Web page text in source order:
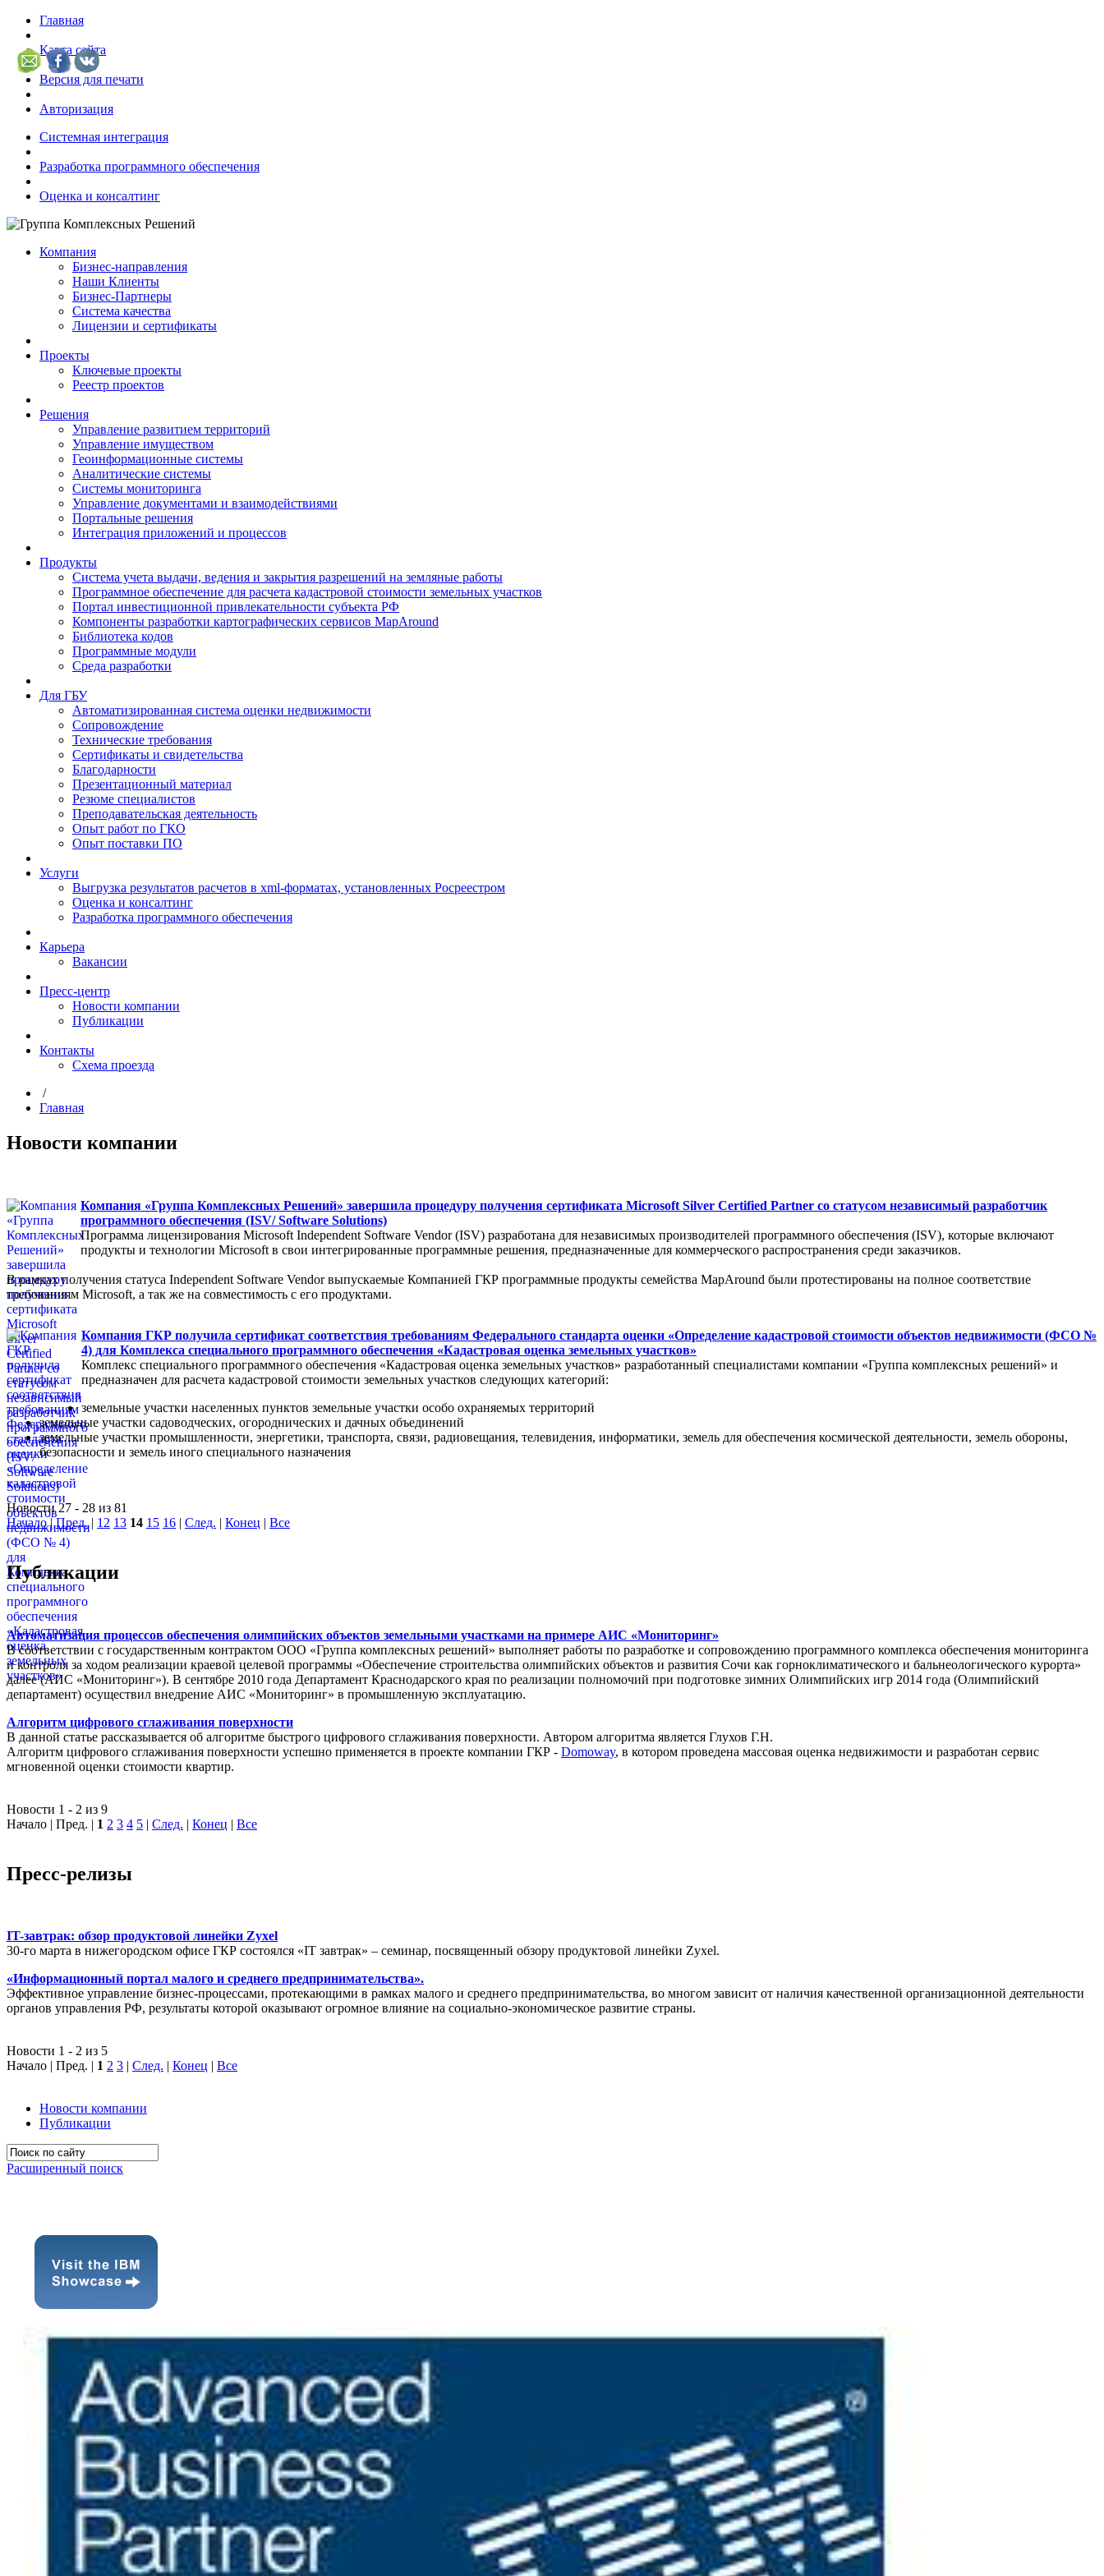
Главная
Карта сайта
Версия для печати
Авторизация
Системная интеграция
Разработка программного обеспечения
Оценка и консалтинг
Компания
Бизнес-направления
Наши Клиенты
Бизнес-Партнеры
Система качества
Лицензии и сертификаты
Проекты
Ключевые проекты
Реестр проектов
Решения
Управление развитием территорий
Управление имуществом
Геоинформационные системы
Аналитические системы
Системы мониторинга
Управление документами и взаимодействиями
Портальные решения
Интеграция приложений и процессов
Продукты
Система учета выдачи, ведения и закрытия разрешений на земляные работы
Программное обеспечение для расчета кадастровой стоимости земельных участков
Портал инвестиционной привлекательности субъекта РФ
Компоненты разработки картографических сервисов MapAround
Библиотека кодов
Программные модули
Среда разработки
Для ГБУ
Автоматизированная система оценки недвижимости
Сопровождение
Технические требования
Сертификаты и свидетельства
Благодарности
Презентационный материал
Резюме специалистов
Преподавательская деятельность
Опыт работ по ГКО
Опыт поставки ПО
Услуги
Выгрузка результатов расчетов в xml-форматах, установленных Росреестром
Оценка и консалтинг
Разработка программного обеспечения
Карьера
Вакансии
Пресс-центр
Новости компании
Публикации
Контакты
Схема проезда
/
Главная
Новости компании
Компания «Группа Комплексных Решений» завершила процедуру получения сертификата Microsoft Silver Certified Partner со статусом независимый разработчик
программного обеспечения (ISV/ Software Solutions)
Программа лицензирования Microsoft Independent Software Vendor (ISV) разработана для независимых производителей программного обеспечения (ISV), которые включают
продукты и технологии Microsoft в свои интегрированные программные решения, предназначенные для коммерческого распространения среди заказчиков.
В рамках получения статуса Independent Software Vendor выпускаемые Компанией ГКР программные продукты семейства MapAround были протестированы на полное соответствие
требованиям Microsoft, а так же на совместимость с его продуктами.
Компания ГКР получила сертификат соответствия требованиям Федерального стандарта оценки «Определение кадастровой стоимости объектов недвижимости (ФСО №
4) для Комплекса специального программного обеспечения «Кадастровая оценка земельных участков»
Комплекс специального программного обеспечения «Кадастровая оценка земельных участков» разработанный специалистами компании «Группа комплексных решений» и
предназначен для расчета кадастровой стоимости земельных участков следующих категорий:
земельные участки населенных пунктов земельные участки особо охраняемых территорий
земельные участки садоводческих, огороднических и дачных объединений
земельные участки промышленности, энергетики, транспорта, связи, радиовещания, телевидения, информатики, земель для обеспечения космической деятельности, земель обороны,
безопасности и земель иного специального назначения
Новости 27 - 28 из 81
Начало|Пред.| 12 13 14 15 16 | След. | Конец | Все
Публикации
Автоматизация процессов обеспечения олимпийских объектов земельными участками на примере АИС «Мониторинг»
В соответствии с государственным контрактом ООО «Группа комплексных решений» выполняет работы по разработке и сопровождению программного комплекса обеспечения мониторинга
и контроля за ходом реализации краевой целевой программы «Обеспечение строительства олимпийских объектов и развития Сочи как горноклиматического и бальнеологического курорта»
далее (АИС «Мониторинг»). В сентябре 2010 года Департамент Краснодарского края по реализации полномочий при подготовке зимних Олимпийских игр 2014 года (Олимпийский
департамент) осуществил внедрение АИС «Мониторинг» в промышленную эксплуатацию.
Алгоритм цифрового сглаживания поверхности
В данной статье рассказывается об алгоритме быстрого цифрового сглаживания поверхности. Автором алгоритма является Глухов Г.Н.
Алгоритм цифрового сглаживания поверхности успешно применяется в проекте компании ГКР - Domoway, в котором проведена массовая оценка недвижимости и разработан сервис
мгновенной оценки стоимости квартир.
Новости 1 - 2 из 9
Начало | Пред. | 1 2 3 4 5 | След. | Конец | Все
Пресс-релизы
IT-завтрак: обзор продуктовой линейки Zyxel
30-го марта в нижегородском офисе ГКР состоялся «IT завтрак» – семинар, посвященный обзору продуктовой линейки Zyxel.
«Информационный портал малого и среднего предпринимательства».
Эффективное управление бизнес-процессами, протекающими в рамках малого и среднего предпринимательства, во многом зависит от наличия качественной организационной деятельности
органов управления РФ, результаты которой оказывают огромное влияние на социально-экономическое развитие страны.
Новости 1 - 2 из 5
Начало | Пред. | 1 2 3 | След. | Конец | Все
Новости компании
Публикации
Расширенный поиск